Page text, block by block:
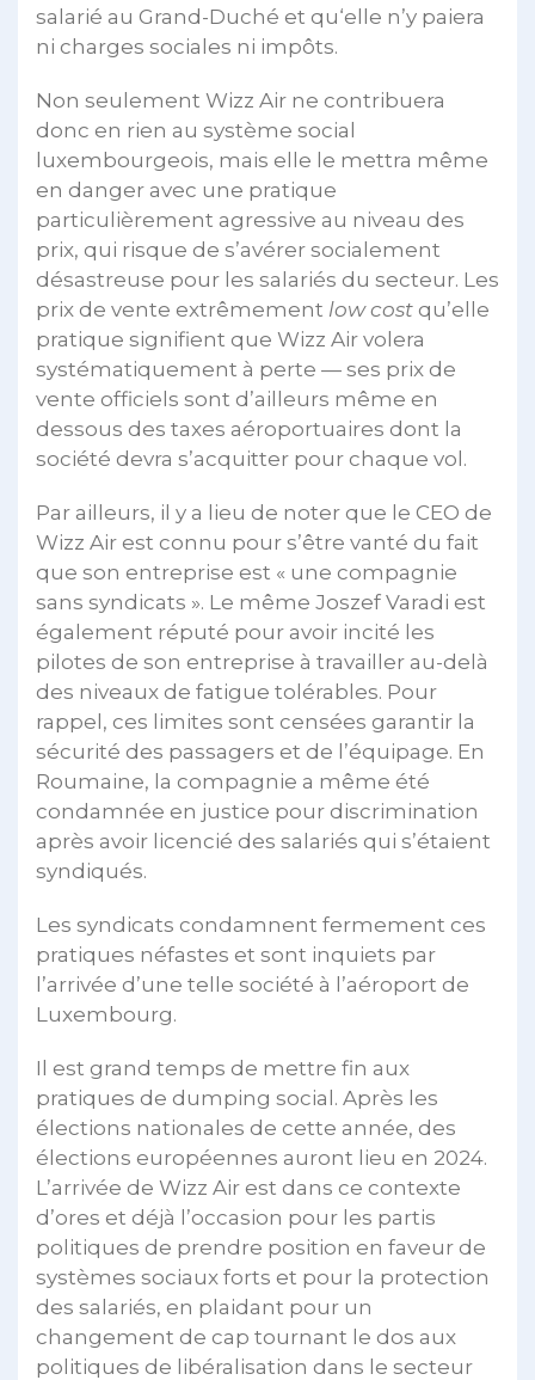
salarié au Grand-Duché et qu‘elle n’y paiera
ni charges sociales ni impôts.
Non seulement Wizz Air ne contribuera
donc en rien au système social
luxembourgeois, mais elle le mettra même
en danger avec une pratique
particulièrement agressive au niveau des
prix, qui risque de s’avérer socialement
désastreuse pour les salariés du secteur. Les
prix de vente extrêmement low cost qu’elle
pratique signifient que Wizz Air volera
systématiquement à perte — ses prix de
vente officiels sont d’ailleurs même en
dessous des taxes aéroportuaires dont la
société devra s’acquitter pour chaque vol.
Par ailleurs, il y a lieu de noter que le CEO de
Wizz Air est connu pour s’être vanté du fait
que son entreprise est « une compagnie
sans syndicats ». Le même Joszef Varadi est
également réputé pour avoir incité les
pilotes de son entreprise à travailler au-delà
des niveaux de fatigue tolérables. Pour
rappel, ces limites sont censées garantir la
sécurité des passagers et de l’équipage. En
Roumaine, la compagnie a même été
condamnée en justice pour discrimination
après avoir licencié des salariés qui s’étaient
syndiqués.
Les syndicats condamnent fermement ces
pratiques néfastes et sont inquiets par
l’arrivée d’une telle société à l’aéroport de
Luxembourg.
Il est grand temps de mettre fin aux
pratiques de dumping social. Après les
élections nationales de cette année, des
élections européennes auront lieu en 2024.
L’arrivée de Wizz Air est dans ce contexte
d’ores et déjà l’occasion pour les partis
politiques de prendre position en faveur de
systèmes sociaux forts et pour la protection
des salariés, en plaidant pour un
changement de cap tournant le dos aux
politiques de libéralisation dans le secteur